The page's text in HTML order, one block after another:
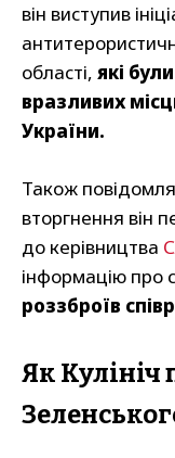
він виступив
області, які
вразливих
України.
Також
вторгнення він
до керівництва
інформацію про
роззброїв
Як